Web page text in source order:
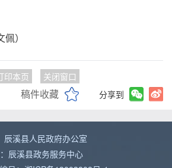
）
印本页 关闭窗口
稿件收藏 分享到
辰溪县人民政府办公室
辰溪县政务服务中心